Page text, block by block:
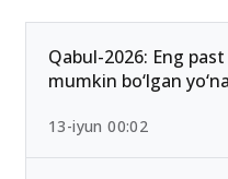
Qabul-2026: Eng
mumkin bo‘lgan
13-iyun 00:02